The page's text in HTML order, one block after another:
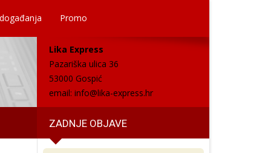
Promo
Lika Express
Pazariška ulica 36
53000 Gospić
email: info@lika-express.hr
ZADNJE OBJAVE